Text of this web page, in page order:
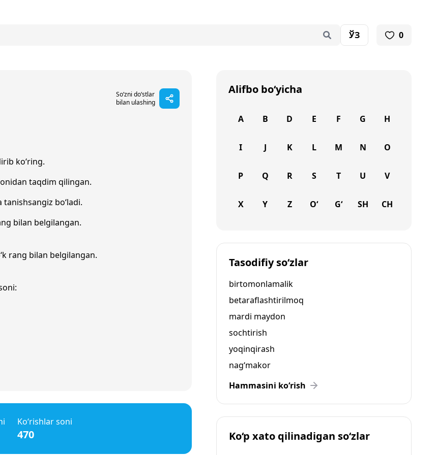
ЎЗ 0
So‘zni do‘stlar
bilan ulashing
ko‘ring.
taqdim qilingan.
tanishsangiz bo‘ladi.
bilan belgilangan.
rang bilan belgilangan.
Ko‘rishlar soni
470
Alifbo bo‘yicha
A B D E F G H
I J K L M N O
P Q R S T U V
X Y Z O‘ G‘ SH CH
Tasodifiy so‘zlar
birtomonlamalik
betaraflashtirilmoq
mardi maydon
sochtirish
yoqinqirash
nag‘makor
Hammasini ko‘rish
Ko‘p xato qilinadigan so‘zlar